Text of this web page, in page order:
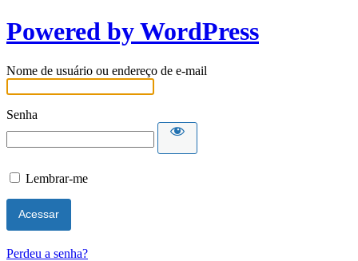
Powered by WordPress
Nome de usuário ou endereço de e-mail
Senha
Lembrar-me
Perdeu a senha?